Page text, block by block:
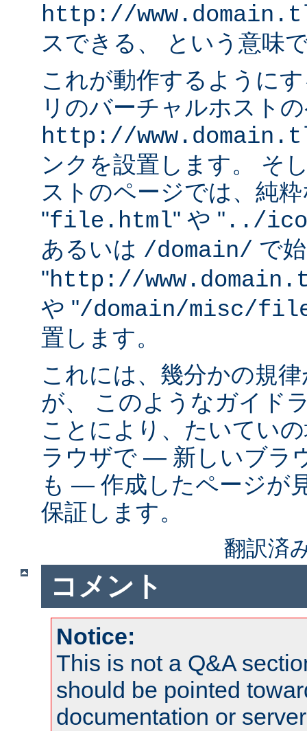
http://
スできる、 という意味
これが動作するように
リのバーチャルホスト
http://
ンクを設置します。 そ
ストのページでは、純
"file.html" や " ../
あるいは /domain/ で
"http://
や "/domain/misc/
置します。
これには、幾分かの規
が、 このようなガイド
ことにより、たいてい
ラウザで ― 新しいブラ
も ― 作成したページが
保証します。
翻訳済
コメント
Notice:
This is not a Q&A
should be pointed
documentation or